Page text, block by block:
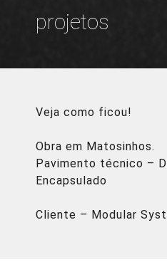
projetos
Veja como ficou!
Obra em Matosinhos.
Pavimento técnico –
Encapsulado
Cliente – Modular